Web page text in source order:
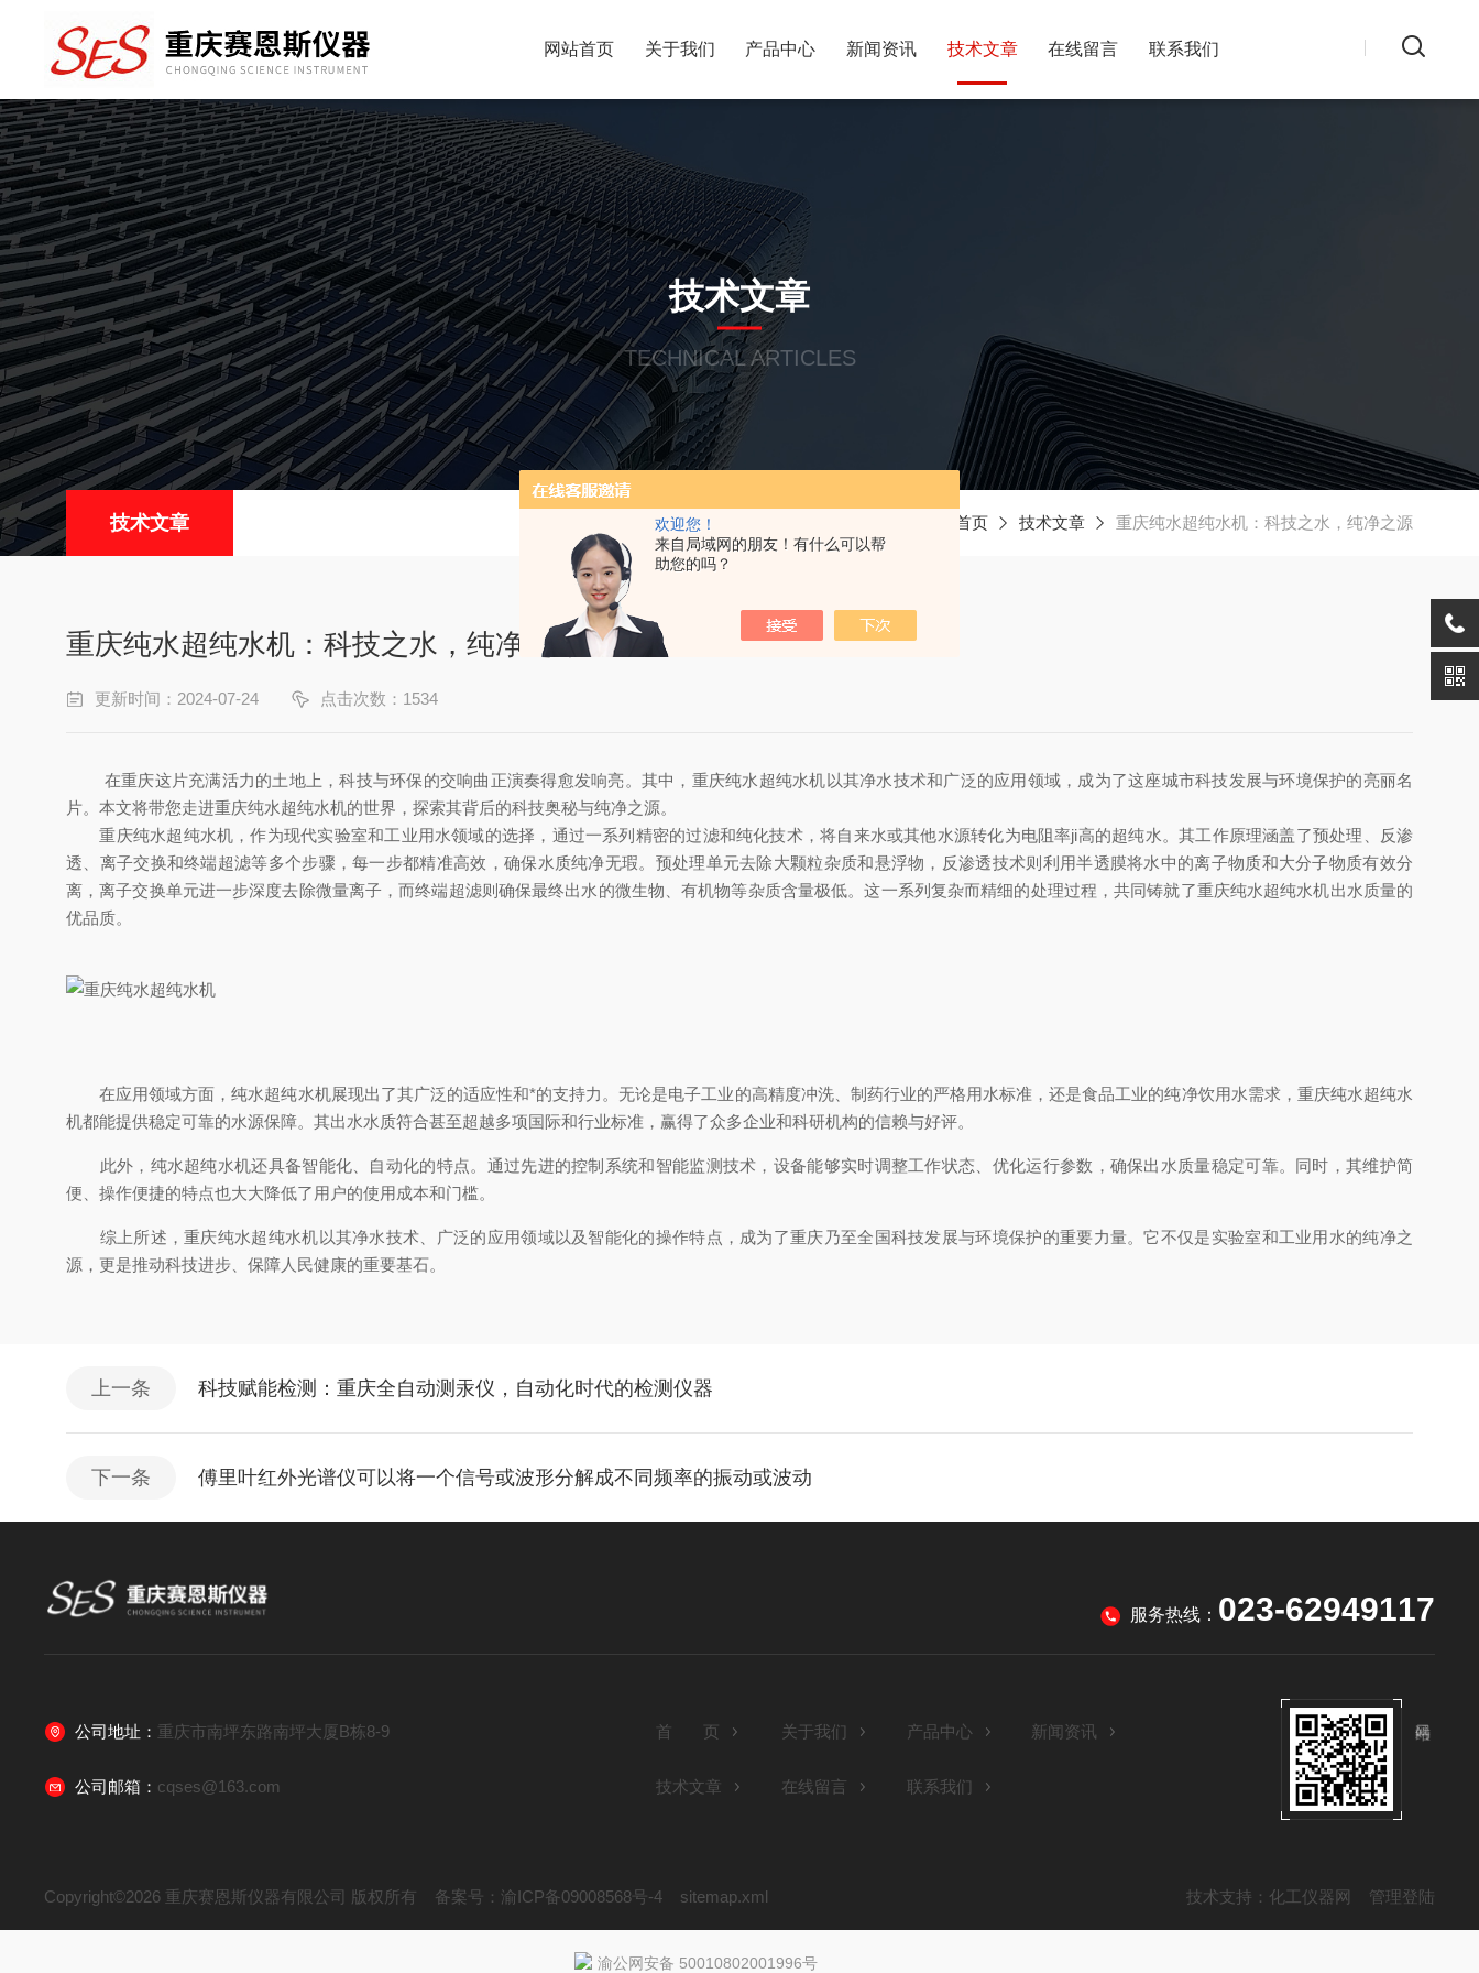
欢迎您！
来自局域网的朋友！有什么可以帮
助您的吗？
网站首页 关于我们 产品中心 新闻资讯 技术文章 在线留言 联系我们
技术文章
TECHNICAL ARTICLES
技术文章 首页 技术文章 重庆纯水超纯水机：科技之水，纯净之源
重庆纯水超纯水机：科技之水，纯净之源
更新时间：2024-07-24 点击次数：1534
在重庆这片充满活力的土地上，科技与环保的交响曲正演奏得愈发响亮。其中，重庆纯水超纯水机以其净水技术和广泛的应用领域，成为了这座城市科技发展与环境保护的亮丽名
片。本文将带您走进重庆纯水超纯水机的世界，探索其背后的科技奥秘与纯净之源。
重庆纯水超纯水机，作为现代实验室和工业用水领域的选择，通过一系列精密的过滤和纯化技术，将自来水或其他水源转化为电阻率ji高的超纯水。其工作原理涵盖了预处理、反渗
透、离子交换和终端超滤等多个步骤，每一步都精准高效，确保水质纯净无瑕。预处理单元去除大颗粒杂质和悬浮物，反渗透技术则利用半透膜将水中的离子物质和大分子物质有效分
离，离子交换单元进一步深度去除微量离子，而终端超滤则确保最终出水的微生物、有机物等杂质含量极低。这一系列复杂而精细的处理过程，共同铸就了重庆纯水超纯水机出水质量的
优品质。
在应用领域方面，纯水超纯水机展现出了其广泛的适应性和*的支持力。无论是电子工业的高精度冲洗、制药行业的严格用水标准，还是食品工业的纯净饮用水需求，重庆纯水超纯水
机都能提供稳定可靠的水源保障。其出水水质符合甚至超越多项国际和行业标准，赢得了众多企业和科研机构的信赖与好评。
此外，纯水超纯水机还具备智能化、自动化的特点。通过先进的控制系统和智能监测技术，设备能够实时调整工作状态、优化运行参数，确保出水质量稳定可靠。同时，其维护简
便、操作便捷的特点也大大降低了用户的使用成本和门槛。
综上所述，重庆纯水超纯水机以其净水技术、广泛的应用领域以及智能化的操作特点，成为了重庆乃至全国科技发展与环境保护的重要力量。它不仅是实验室和工业用水的纯净之
源，更是推动科技进步、保障人民健康的重要基石。
上一条 科技赋能检测：重庆全自动测汞仪，自动化时代的检测仪器
下一条 傅里叶红外光谱仪可以将一个信号或波形分解成不同频率的振动或波动
服务热线： 023-62949117
公司地址： 重庆市南坪东路南坪大厦B栋8-9
公司邮箱： cqses@163.com
首 页 关于我们 产品中心 新闻资讯
技术文章 在线留言 联系我们
Copyright©2026 重庆赛恩斯仪器有限公司 版权所有 备案号：渝ICP备09008568号-4 sitemap.xml 技术支持： 化工仪器网 管理登陆
渝公网安备 50010802001996号